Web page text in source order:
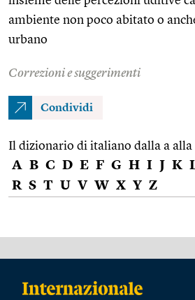
ambiente non poco abitato o
urbano
Correzioni e suggerimenti
Condividi
Il dizionario di italiano dalla a alla
A B C D E F G H I J K
R S T U V W X Y Z